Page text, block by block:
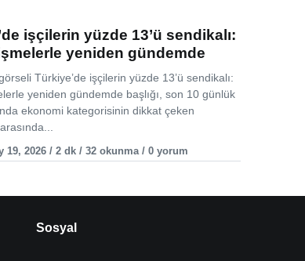
işçilerin yüzde 13’ü sendikalı:
yeniden gündemde
Türkiye’de işçilerin yüzde 13’ü sendikalı:
yeniden gündemde başlığı, son 10 günlük
ekonomi kategorisinin dikkat çeken
19, 2026 / 2 dk / 32 okunma / 0 yorum
Sosyal